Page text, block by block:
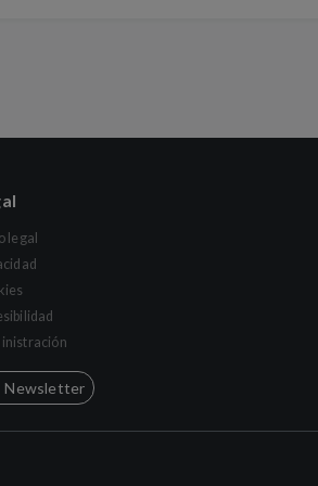
legal
Newsletter